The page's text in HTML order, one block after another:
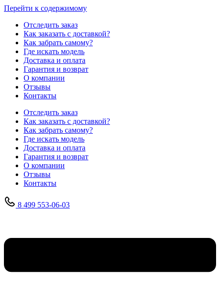
Перейти к содержимому
Отследить заказ
Как заказать с доставкой?
Как забрать самому?
Где искать модель
Доставка и оплата
Гарантия и возврат
О компании
Отзывы
Контакты
Отследить заказ
Как заказать с доставкой?
Как забрать самому?
Где искать модель
Доставка и оплата
Гарантия и возврат
О компании
Отзывы
Контакты
8 499 553-06-03